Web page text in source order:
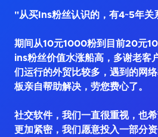
"从买Ins粉丝认识的，有4~5年关
期间从10元1000粉到目前20元
ins粉丝价值水涨船高，多谢老客
们运行的外贸比较多，遇到的网
板亲自帮助解决，劳您费心了。
社交软件，我们一直很重视，也
更加紧密，我们愿意投入一部分